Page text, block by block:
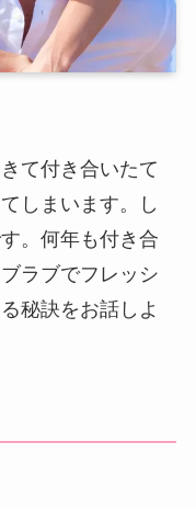
て付き合いたて
しまいます。し
。何年も付き合
ラブでフレッシ
秘訣をお話しよ